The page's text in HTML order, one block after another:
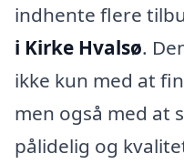
indhente flere
i Kirke Hvalsø.
ikke kun med at
men også med at
pålidelig og